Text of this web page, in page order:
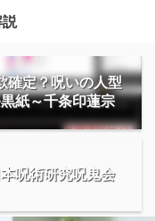
確定？呪いの人型
紙～千条印蓮宗
本呪術研究呪鬼会